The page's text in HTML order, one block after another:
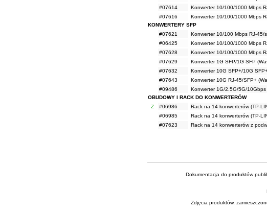
#07614
Konwerter 10/100/1000 Mbps
#07616
Konwerter 10/100/1000 Mbps
KONWERTERY SFP
#07621
Konwerter 10/100 Mbps RJ-45/
#06425
Konwerter 10/100/1000 Mbps
#07628
Konwerter 10/100/1000 Mbps
#07629
Konwerter 1G SFP/1G SFP
#07632
Konwerter 10G SFP+/10G
#07643
Konwerter 10G RJ-45/SFP+
#09486
Konwerter 1G/2.5G/5G/
OBUDOWY I RACK DO KONWERTERÓW
Z
#06986 Rack na 14 konwerterów (TP-
#06985
Rack na 14 konwerterów (TP-
#07623
Rack na 14 konwerterów z
Dokumentacja do produktów
Zdjęcia produktów,